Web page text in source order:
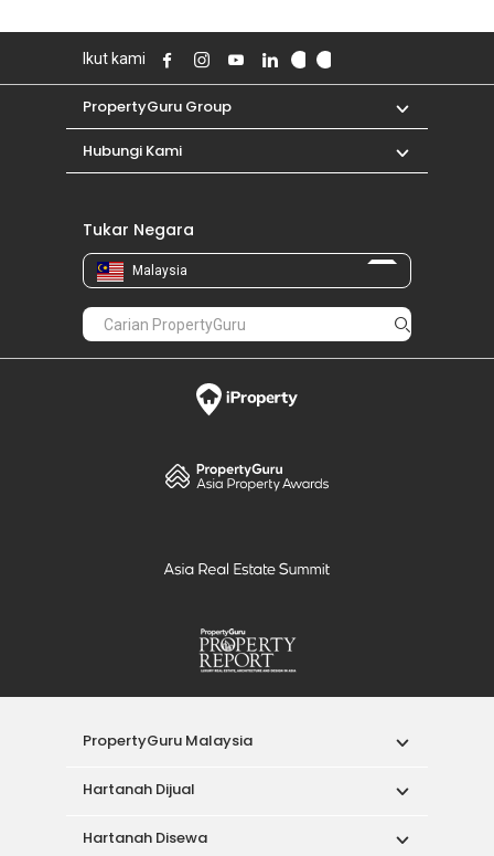
Ikut kami
PropertyGuru Group
Hubungi Kami
Tukar Negara
Malaysia
PropertyGuru Malaysia
Hartanah Dijual
Hartanah Disewa